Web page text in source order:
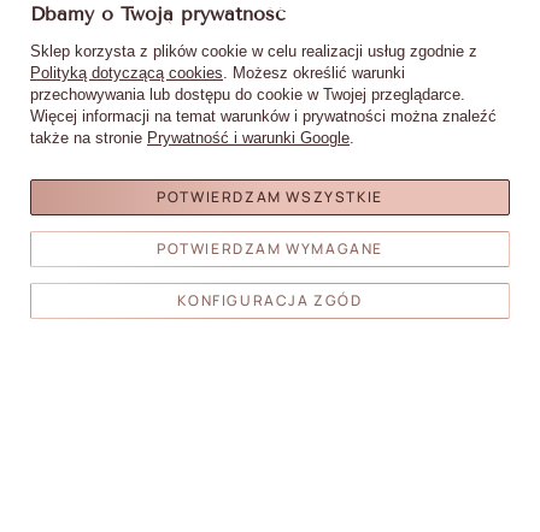
Bloczek blok polerski 240/240
Premium biały 10szt
16,90 zł
DO
KOSZYKA
Wzornik próbnik migdał na kole
do żeli lakierów hybryd i pyłków
5,90 zł
Dbamy o Twoją prywatność
Sklep korzysta z plików cookie w celu realizacji usług zgodnie z
Polityką dotyczącą cookies. Możesz określić warunki
przechowywania lub dostępu do cookie w Twojej przeglądarce.
Więcej informacji na temat warunków i prywatności można znaleźć
także na stronie Prywatność i warunki Google.
POTWIERDZAM WYMAGANE
KONFIGURACJA ZGÓD
POTWIERDZAM WSZYSTKIE